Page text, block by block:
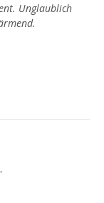
Unglaublich
.